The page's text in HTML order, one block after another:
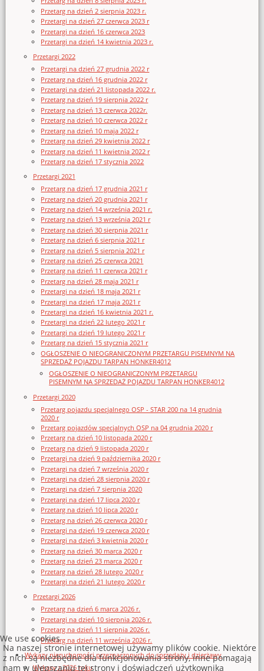
Przetarg na dzień 2 sierpnia 2023 r.
Przetargi na dzień 27 czerwca 2023 r
Przetargi na dzień 16 czerwca 2023
Przetargi na dzień 14 kwietnia 2023 r.
Przetargi 2022
Przetargi na dzień 27 grudnia 2022 r
Przetarg na dzień 16 grudnia 2022 r
Przetargi na dzień 21 listopada 2022 r.
Przetarg na dzień 19 sierpnia 2022 r
Przetarg na dzień 13 czerwca 2022r.
Przetarg na dzień 10 czerwca 2022 r
Przetarg na dzień 10 maja 2022 r
Przetarg na dzień 29 kwietnia 2022 r
Przetarg na dzień 11 kwietnia 2022 r
Przetarg na dzień 17 stycznia 2022
Przetargi 2021
Przetarg na dzień 17 grudnia 2021 r
Przetarg na dzień 20 grudnia 2021 r
Przetarg na dzień 14 września 2021 r.
Przetarg na dzień 13 września 2021 r
Przetarg na dzień 30 sierpnia 2021 r
Przetarg na dzień 6 sierpnia 2021 r
Przetarg na dzień 5 sierpnia 2021 r
Przetarg na dzień 25 czerwca 2021
Przetarg na dzień 11 czerwca 2021 r
Przetarg na dzień 28 maja 2021 r
Przetargi na dzień 18 maja 2021 r
Przetargi na dzień 17 maja 2021 r
Przetargi na dzień 16 kwietnia 2021 r.
Przetargi na dzień 22 lutego 2021 r
Przetargi na dzień 19 lutego 2021 r
Przetarg na dzień 15 stycznia 2021 r
OGŁOSZENIE O NIEOGRANICZONYM PRZETARGU PISEMNYM NA
SPRZEDAŻ POJAZDU TARPAN HONKER4012
OGŁOSZENIE O NIEOGRANICZONYM PRZETARGU
PISEMNYM NA SPRZEDAŻ POJAZDU TARPAN HONKER4012
Przetargi 2020
Przetarg pojazdu specjalnego OSP - STAR 200 na 14 grudnia
2020 r
Przetarg pojazdów specjalnych OSP na 04 grudnia 2020 r
Przetarg na dzień 10 listopada 2020 r
Przetarg na dzień 9 listopada 2020 r
Przetargi na dzień 9 października 2020 r
Przetargi na dzień 7 września 2020 r
Przetargi na dzień 28 sierpnia 2020 r
Przetargi na dzień 7 sierpnia 2020
Przetargi na dzień 17 lipca 2020 r
Przetarg na dzień 10 lipca 2020 r
Przetarg na dzień 26 czerwca 2020 r
Przetargi na dzień 19 czerwca 2020 r
Przetargi na dzień 3 kwietnia 2020 r
Przetarg na dzień 30 marca 2020 r
Przetarg na dzień 23 marca 2020 r
Przetarg na dzień 28 lutego 2020 r
Przetargi na dzień 21 lutego 2020 r
Przetargi 2026
Przetarg na dzień 6 marca 2026 r.
Przetargi na dzień 10 sierpnia 2026 r.
Przetarg na dzień 11 sierpnia 2026 r.
Przetarg na dzień 11 września 2026 r.
Wykazy nieruchomości przeznaczonych do sprzedaży i dzierżawy
Wykazy z 2026 roku
We use cookies
Na naszej stronie internetowej używamy plików cookie. Niektóre
z nich są niezbędne dla funkcjonowania strony, inne pomagają
nam w ulepszaniu tej strony i doświadczeń użytkownika